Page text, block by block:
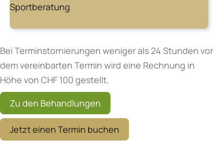
Sportberatung
Bei Terminstornierungen weniger als 24 Stunden vor
dem vereinbarten Termin wird eine Rechnung in
Höhe von CHF 100 gestellt.
Zu den Behandlungen
Jetzt einen Termin buchen